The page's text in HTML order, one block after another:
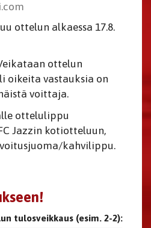
ottelun alkaessa 17.8.
ottelun
oikeita vastauksia on
voittaja.
ottelulippu
Jazzin kotiotteluun,
kahvilippu.
tulosveikkaus (esim. 2-2):